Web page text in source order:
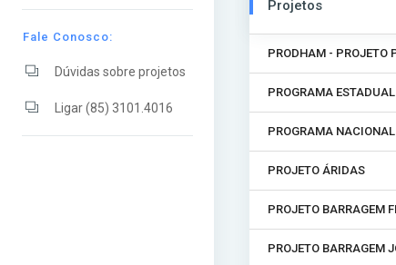
Fale Conosco:
Dúvidas sobre projetos
Ligar (85) 3101.4016
Projetos
PRODHAM - PROJETO
PROGRAMA
PROGRAMA
PROJETO ÁRIDAS
PROJETO BARRAGEM
PROJETO BARRAGEM